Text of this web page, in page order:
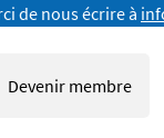
de nous écrire à
Devenir membre